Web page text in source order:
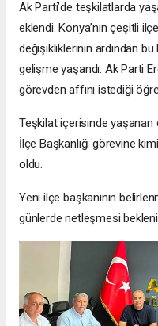
Ak Parti’de teşkilatlarda
eklendi. Konya’nın çeşitli
değişikliklerinin ardından
gelişme yaşandı. Ak Parti
görevden affını istediği
Teşkilat içerisinde yaşanan
İlçe Başkanlığı görevine
oldu.
Yeni ilçe başkanının
günlerde netleşmesi